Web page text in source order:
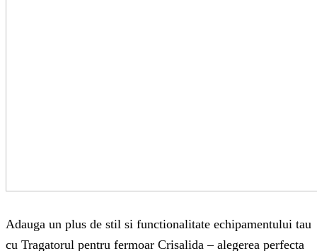
Adauga un plus de stil si functionalitate echipamentului tau
cu Tragatorul pentru fermoar Crisalida – alegerea perfecta